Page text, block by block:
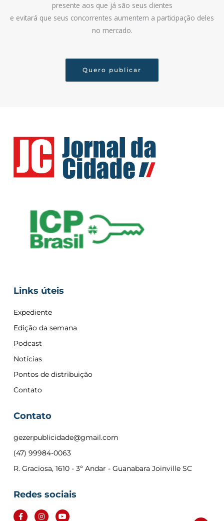
presente aos que já são seus clientes
e evitará que seus concorrentes aumentem a participação deles
no mercado.
Quero publicar
Links úteis
Expediente
Edição da semana
Podcast
Notícias
Pontos de distribuição
Contato
Contato
gezerpublicidade@gmail.com
(47) 99984-0063
R. Graciosa, 1610 - 3º Andar - Guanabara Joinville SC
Redes sociais
F I Y